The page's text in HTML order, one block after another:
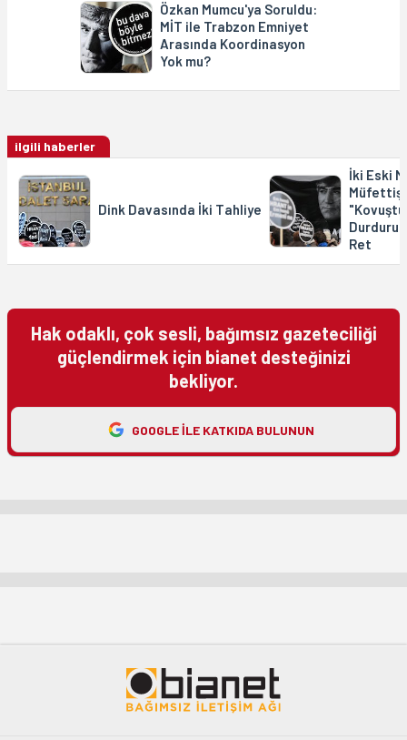
Özkan Mumcu'ya Soruldu:
MİT ile Trabzon Emniyet
Arasında Koordinasyon
Yok mu?
ilgili haberler
Dink Davasında İki Tahliye
İki Eski
Ret
Hak odaklı, çok sesli, bağımsız gazeteciliği
güçlendirmek için bianet desteğinizi
bekliyor.
GOOGLE ILE KATKIDA BULUNUN